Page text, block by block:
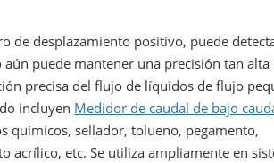
de desplazamiento positivo, puede
aún puede mantener una precisión tan alta
precisa del flujo de líquidos de flujo
incluyen Medidor de caudal de bajo
químicos, sellador, tolueno, pegamento,
acrílico, etc. Se utiliza ampliamente en